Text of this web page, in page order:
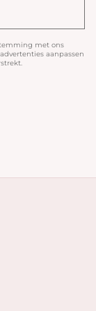
met ons
aanpassen